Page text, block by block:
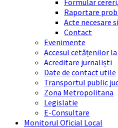
Formular
Raportare
Acte necesare
Contact
Evenimente
Accesul cetățenilor
Acreditare jurnaliști
Date de contact utile
Transportul public
Zona Metropolitana
Legislatie
E-Consultare
Monitorul Oficial Local